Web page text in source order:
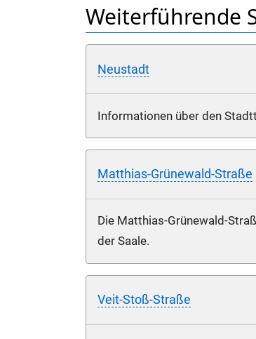
Weiterführende
Neustadt
Informationen über den
Matthias-Grünewald-Straße
Die Matthias-Grünewald-
der Saale.
Veit-Stoß-Straße